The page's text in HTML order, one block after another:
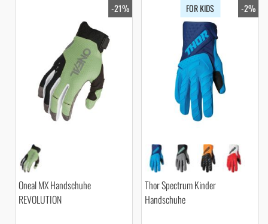
-21%
Oneal MX Handschuhe
REVOLUTION
-2%
FOR KIDS
Thor Spectrum Kinder
Handschuhe